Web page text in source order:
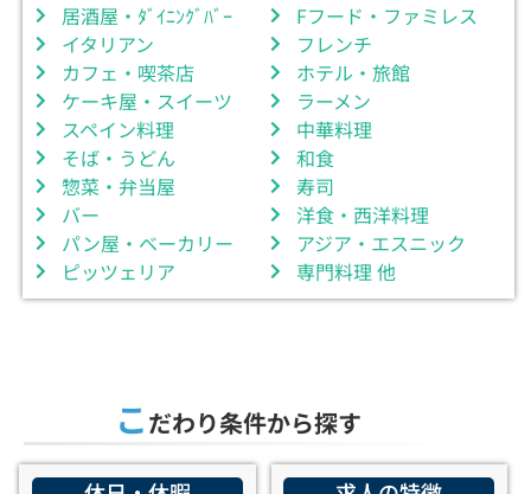
居酒屋・ﾀﾞｲﾆﾝｸﾞﾊﾞｰ
イタリアン
カフェ・喫茶店
ケーキ屋・スイーツ
スペイン料理
そば・うどん
惣菜・弁当屋
バー
パン屋・ベーカリー
ピッツェリア
Fフード・ファミレス
フレンチ
ホテル・旅館
ラーメン
中華料理
和食
寿司
洋食・西洋料理
アジア・エスニック
専門料理 他
こだわり条件から探す